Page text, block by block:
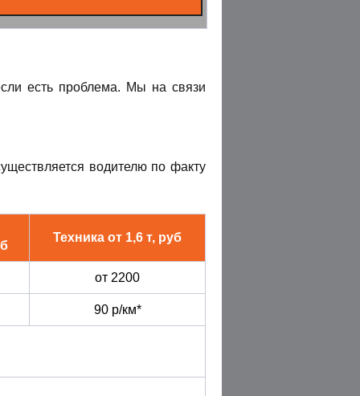
есть проблема. Мы на связи
водителю по факту
Техника от 1,6 т, руб
от 2200
90 р/км*